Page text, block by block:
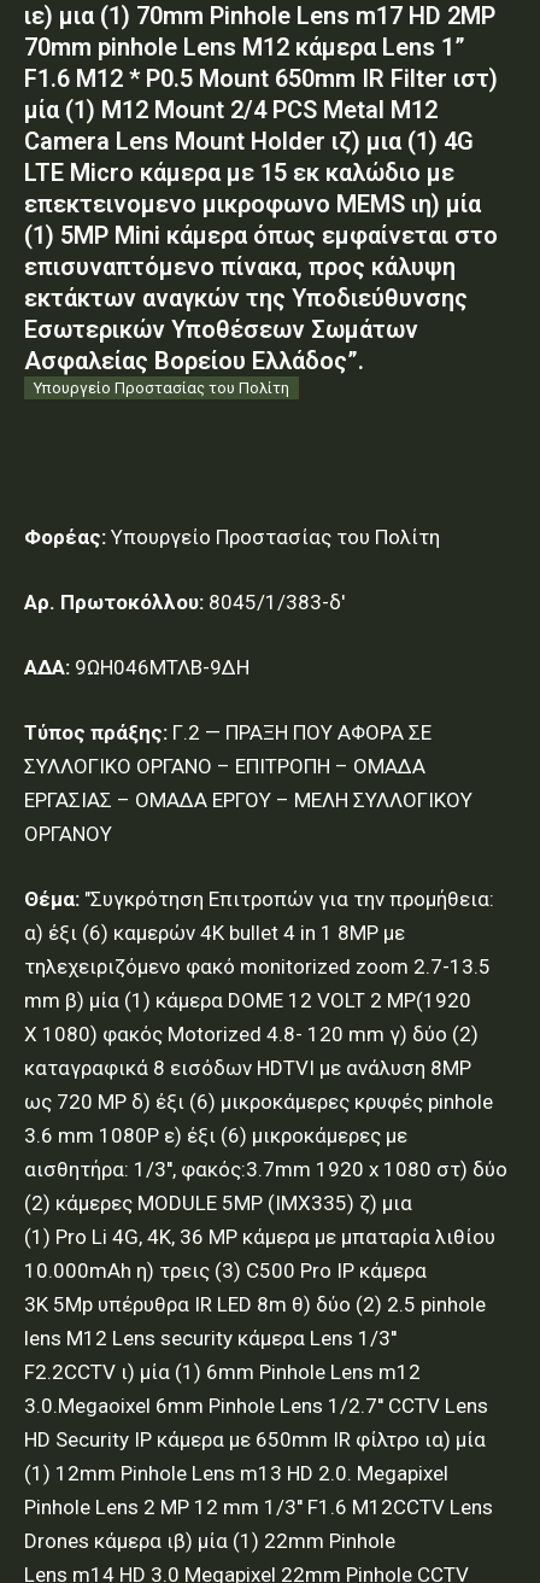
ιε) μια (1) 70mm Pinhole Lens m17 HD 2MP
70mm pinhole Lens M12 κάμερα Lens 1”
F1.6 M12 * P0.5 Mount 650mm IR Filter ιστ)
μία (1) M12 Mount 2/4 PCS Metal M12
Camera Lens Mount Holder ιζ) μια (1) 4G
LTE Micro κάμερα με 15 εκ καλώδιο με
επεκτεινομενο μικροφωνο MEMS ιη) μία
(1) 5MP Mini κάμερα όπως εμφαίνεται στο
επισυναπτόμενο πίνακα, προς κάλυψη
εκτάκτων αναγκών της Υποδιεύθυνσης
Εσωτερικών Υποθέσεων Σωμάτων
Ασφαλείας Βορείου Ελλάδος”.
Υπουργείο Προστασίας του Πολίτη
Φορέας: Υπουργείο Προστασίας του Πολίτη
Αρ. Πρωτοκόλλου: 8045/1/383-δ'
ΑΔΑ: 9ΩΗ046ΜΤΛΒ-9ΔΗ
Τύπος πράξης: Γ.2 — ΠΡΑΞΗ ΠΟΥ ΑΦΟΡΑ ΣΕ
ΣΥΛΛΟΓΙΚΟ ΟΡΓΑΝΟ – ΕΠΙΤΡΟΠΗ – ΟΜΑΔΑ
ΕΡΓΑΣΙΑΣ – ΟΜΑΔΑ ΕΡΓΟΥ – ΜΕΛΗ ΣΥΛΛΟΓΙΚΟΥ
ΟΡΓΑΝΟΥ
Θέμα: "Συγκρότηση Επιτροπών για την προμήθεια:
α) έξι (6) καμερών 4K bullet 4 in 1 8MP με
τηλεχειριζόμενο φακό monitorized zoom 2.7-13.5
mm β) μία (1) κάμερα DOME 12 VOLT 2 ΜΡ(1920
X 1080) φακός Motorized 4.8- 120 mm γ) δύο (2)
καταγραφικά 8 εισόδων HDTVI με ανάλυση 8ΜΡ
ως 720 ΜΡ δ) έξι (6) μικροκάμερες κρυφές pinhole
3.6 mm 1080P ε) έξι (6) μικροκάμερες με
αισθητήρα: 1/3'', φακός:3.7mm 1920 x 1080 στ) δύο
(2) κάμερες MODULE 5MP (IMX335) ζ) μια
(1) Pro Li 4G, 4K, 36 MP κάμερα με μπαταρία λιθίου
10.000mAh η) τρεις (3) C500 Pro IP κάμερα
3Κ 5Mp υπέρυθρα IR LED 8m θ) δύο (2) 2.5 pinhole
lens M12 Lens security κάμερα Lens 1/3''
F2.2CCTV ι) μία (1) 6mm Pinhole Lens m12
3.0.Megaoixel 6mm Pinhole Lens 1/2.7'' CCTV Lens
HD Security IP κάμερα με 650mm IR φίλτρο ια) μία
(1) 12mm Pinhole Lens m13 HD 2.0. Megapixel
Pinhole Lens 2 MP 12 mm 1/3'' F1.6 M12CCTV Lens
Drones κάμερα ιβ) μία (1) 22mm Pinhole
Lens m14 HD 3.0 Megapixel 22mm Pinhole CCTV